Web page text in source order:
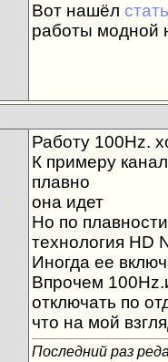
Вот нашёл
работы модной
Работу 100Hz.
К примеру
плавно
она идет
Но по
технология HD
Иногда ее
Впрочем
отключать по
что на мой
Последний раз